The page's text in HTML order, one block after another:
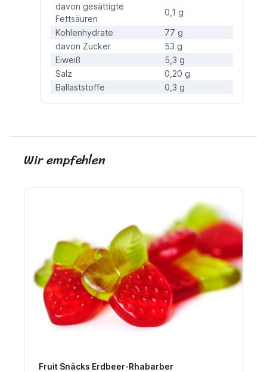
davon gesättigte
Fettsäuren
0,1 g
Kohlenhydrate
77 g
davon Zucker
53 g
Eiweiß
5,3 g
Salz
0,20 g
Ballaststoffe
0,3 g
Wir empfehlen
Fruit Snäcks Erdbeer-Rhabarber